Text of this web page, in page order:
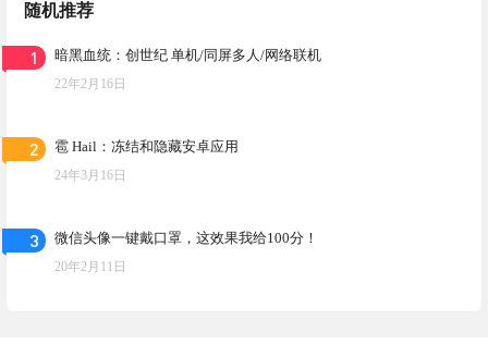
随机推荐
1 暗黑血统：创世纪 单机/同屏多人/网络联机
22年2月16日
2 雹 Hail：冻结和隐藏安卓应用
24年3月16日
3 微信头像一键戴口罩，这效果我给100分！
20年2月11日